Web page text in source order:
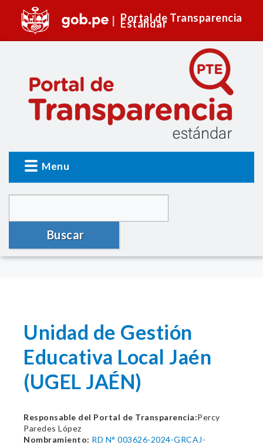
Portal de Transparencia
Estándar
Menu
Buscar
Unidad de Gestión
Educativa Local Jaén
(UGEL JAÉN)
Responsable del Portal de Transparencia:Percy
Paredes López
Nombramiento: RD N° 003626-2024-GRCAJ-